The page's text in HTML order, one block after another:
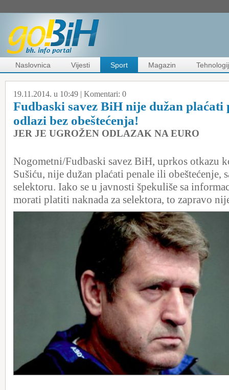
Naslovnica Vijesti Sport Magazin
19.11.2014. u 10:49 | Komentari: 0
Fudbaski savez BiH nije dužan plaćati
odlazi bez obeštećenja!
JER JE UGROŽEN ODLAZAK NA EURO
Nogometni/Fudbaski savez BiH, uprkos otkazu
Sušiću, nije dužan plaćati penale ili obeštećenje,
selektoru. Iako se u javnosti špekuliše sa
morati platiti naknada za selektora, to zapravo